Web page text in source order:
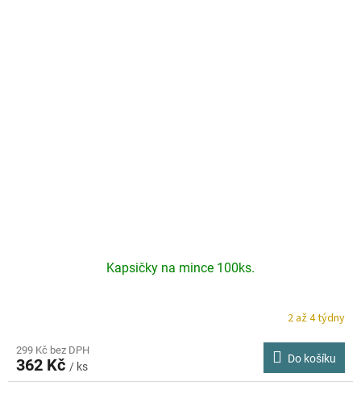
Kapsičky na mince 100ks.
produktu
je
5,0
2 až 4 týdny
299 Kč bez DPH
362 Kč / ks
Do košíku